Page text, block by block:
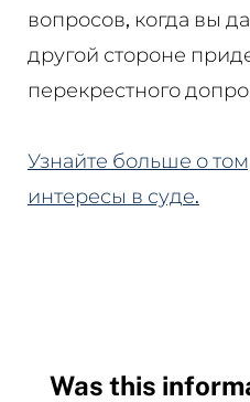
вопросов, когда вы
другой стороне
перекрестного
Узнайте больше о
интересы в суде.
Was this